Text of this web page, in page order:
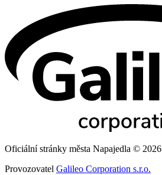
Oficiální stránky města Napajedla © 2026
Provozovatel Galileo Corporation s.r.o.